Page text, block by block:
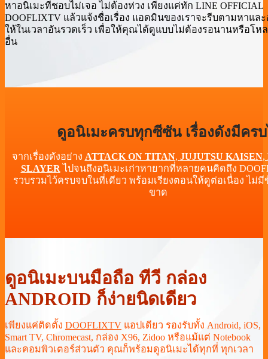
หาอนิเมะที่ชอบไม่เจอ ไม่ต้องห่วง เพียงแค่ทัก LINE OFFICIAL
DOOFLIXTV แล้วแจ้งชื่อเรื่อง แอดมินของเราจะรีบตามหาแล
ให้ในเวลาอันรวดเร็ว เพื่อให้คุณได้ดูแบบไม่ต้องรอนานหรือโห
อื่น
ดูอนิเมะครบทุกซีซัน เรื่องดังมีคร
จากเรื่องดังอย่าง ATTACK ON TITAN, JUJUTSU KAISEN,
SLAYERไปจนถึงอนิเมะเก่าหายากที่หลายคนคิดถึง
รวบรวมไว้ครบจบในที่เดียว พร้อมเรียงตอนให้ดูต่อเนื่อง ไม่
ขาด
ดูอนิเมะบนมือถือ ทีวี กล่อง
ANDROID ก็ง่ายนิดเดียว
เพียงแค่ติดตั้ง DOOFLIXTV แอปเดียว รองรับทั้ง Android, iOS,
Smart TV, Chromecast, กล่อง X96, Zidoo หรือแม้แต่ Notebook
และคอมพิวเตอร์ส่วนตัว คุณก็พร้อมดูอนิเมะได้ทุกที่ ทุกเวลา